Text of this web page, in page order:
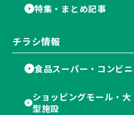
特集・まとめ記事
チラシ情報
食品スーパー・コンビニ
ショッピングモール・大
型施設